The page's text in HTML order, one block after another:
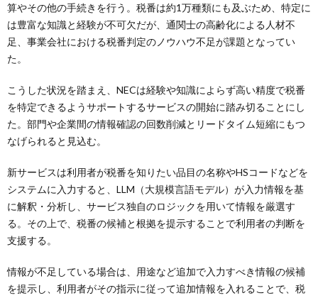
算やその他の手続きを行う。税番は約1万種類にも及ぶため、特定に
は豊富な知識と経験が不可欠だが、通関士の高齢化による人材不
足、事業会社における税番判定のノウハウ不足が課題となってい
た。
こうした状況を踏まえ、NECは経験や知識によらず高い精度で税番
を特定できるようサポートするサービスの開始に踏み切ることにし
た。部門や企業間の情報確認の回数削減とリードタイム短縮にもつ
なげられると見込む。
新サービスは利用者が税番を知りたい品目の名称やHSコードなどを
システムに入力すると、LLM（大規模言語モデル）が入力情報を基
に解釈・分析し、サービス独自のロジックを用いて情報を厳選す
る。その上で、税番の候補と根拠を提示することで利用者の判断を
支援する。
情報が不足している場合は、用途など追加で入力すべき情報の候補
を提示し、利用者がその指示に従って追加情報を入れることで、税